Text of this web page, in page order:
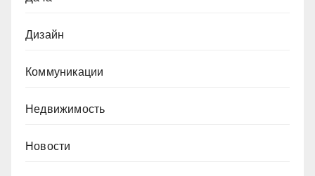
Дизайн
Коммуникации
Недвижимость
Новости